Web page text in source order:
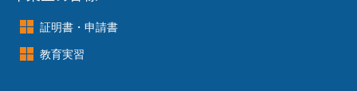
証明書・申請書
教育実習